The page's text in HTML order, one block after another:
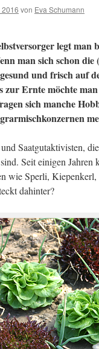
2016 von Eva Schumann
legt man
man sich schon
und frisch auf
zur Ernte möchte
sich manche
Saatgutaktivisten,
Seit einigen Jahren
wie Sperli,
dahinter?